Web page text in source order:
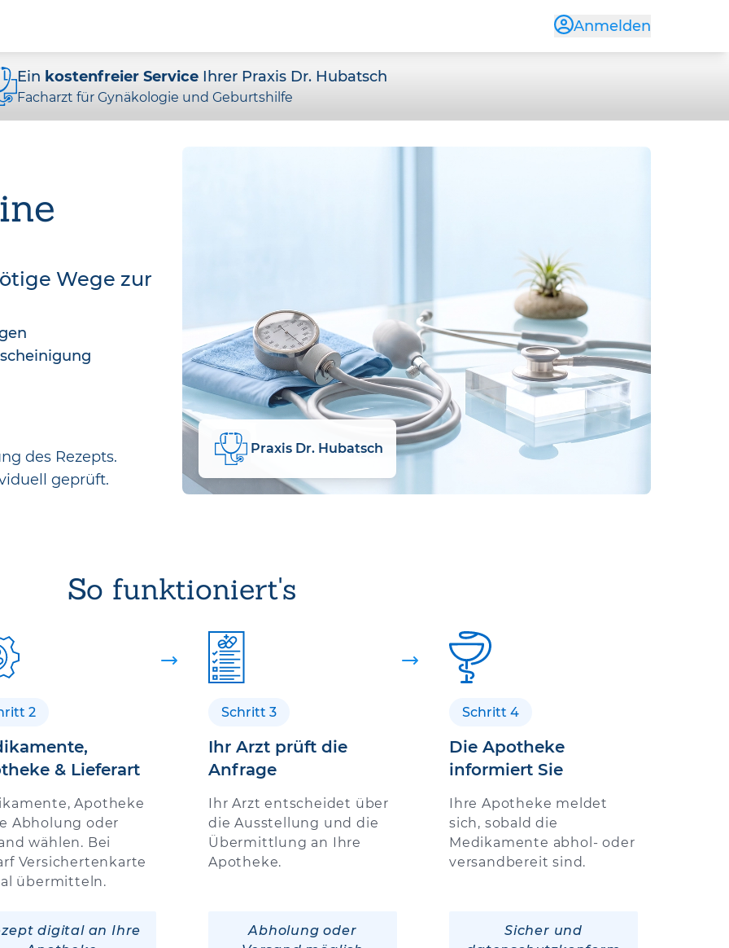
Anmelden
Ein kostenfreier ServiceIhrer Praxis Dr. Hubatsch
Facharzt für Gynäkologie und Geburtshilfe
Wege zur
des Rezepts.
geprüft.
Praxis Dr. Hubatsch
So funktioniert's
2
& Lieferart
Apotheke
Abholung oder
wählen. Bei
Versichertenkarte
übermitteln.
digital an Ihre
Schritt 3
Ihr Arzt prüft die
Anfrage
Ihr Arzt entscheidet über
die Ausstellung und die
Übermittlung an Ihre
Apotheke.
Abholung oder
Schritt 4
Die Apotheke
informiert Sie
Ihre Apotheke meldet
sich, sobald die
Medikamente abhol- oder
versandbereit sind.
Sicher und